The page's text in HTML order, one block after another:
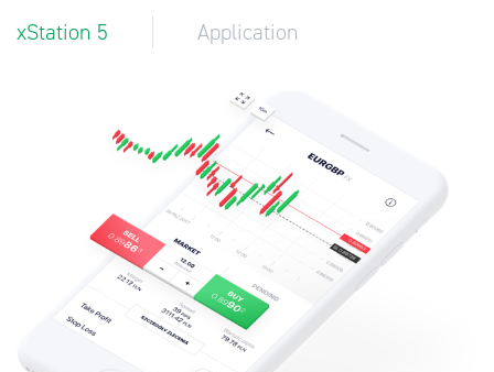
xStation 5 Application